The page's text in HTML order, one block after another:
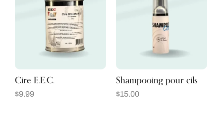
Cire E.E.C.
$9.99
Shampooing pour cils
$15.00